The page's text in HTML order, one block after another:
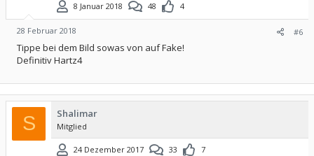
8 Januar 2018 48 4
28 Februar 2018 #6
Tippe bei dem Bild sowas von auf Fake!
Definitiv Hartz4
S Shalimar
Mitglied
24 Dezember 2017 33 7